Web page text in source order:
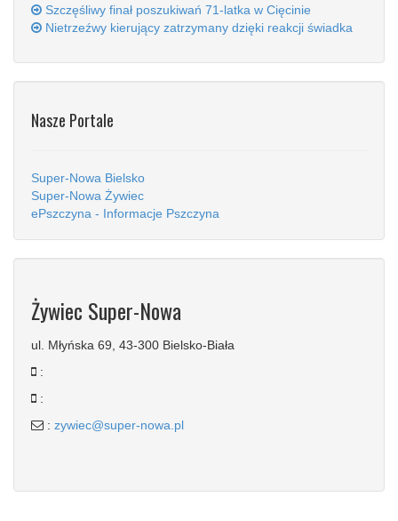
Szczęśliwy finał poszukiwań 71-latka w Cięcinie
Nietrzeźwy kierujący zatrzymany dzięki reakcji świadka
Nasze Portale
Super-Nowa Bielsko
Super-Nowa Żywiec
ePszczyna - Informacje Pszczyna
Żywiec Super-Nowa
ul. Młyńska 69, 43-300 Bielsko-Biała
:
:
: zywiec@super-nowa.pl